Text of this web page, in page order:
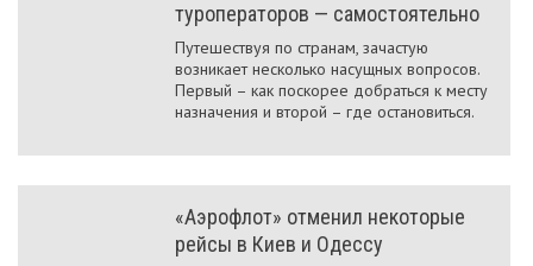
туроператоров — самостоятельно
Путешествуя по странам, зачастую
возникает несколько насущных вопросов.
Первый – как поскорее добраться к месту
назначения и второй – где остановиться.
«Аэрофлот» отменил некоторые
рейсы в Киев и Одессу